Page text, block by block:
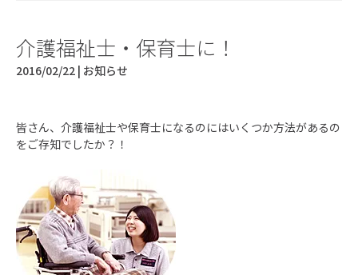
介護福祉士・保育士に！
2016/02/22 | お知らせ
皆さん、介護福祉士や保育士になるのにはいくつか方法があるの
をご存知でしたか？！